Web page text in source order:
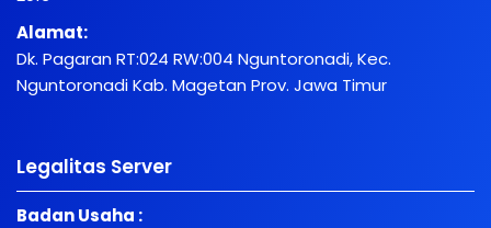
Alamat:
Dk. Pagaran RT:024 RW:004 Nguntoronadi, Kec.
Nguntoronadi Kab. Magetan Prov. Jawa Timur
Legalitas Server
Badan Usaha :